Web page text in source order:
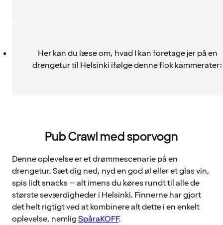
Her kan du læse om, hvad I kan foretage jer på en
drengetur til Helsinki ifølge denne flok kammerater:
Pub Crawl med sporvogn
Denne oplevelse er et drømmescenarie på en
drengetur. Sæt dig ned, nyd en god øl eller et glas vin,
spis lidt snacks – alt imens du køres rundt til alle de
største seværdigheder i Helsinki. Finnerne har gjort
det helt rigtigt ved at kombinere alt dette i en enkelt
oplevelse, nemligSpåraKOFF.